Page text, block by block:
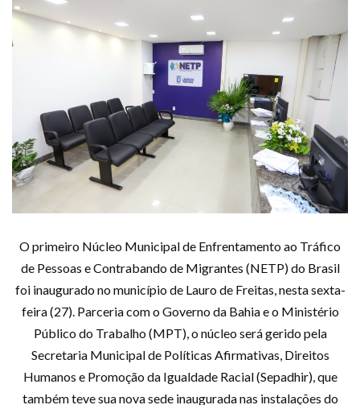
O primeiro Núcleo Municipal de Enfrentamento ao Tráfico
de Pessoas e Contrabando de Migrantes (NETP) do Brasil
foi inaugurado no município de Lauro de Freitas, nesta sexta-
feira (27). Parceria com o Governo da Bahia e o Ministério
Público do Trabalho (MPT), o núcleo será gerido pela
Secretaria Municipal de Políticas Afirmativas, Direitos
Humanos e Promoção da Igualdade Racial (Sepadhir), que
também teve sua nova sede inaugurada nas instalações do